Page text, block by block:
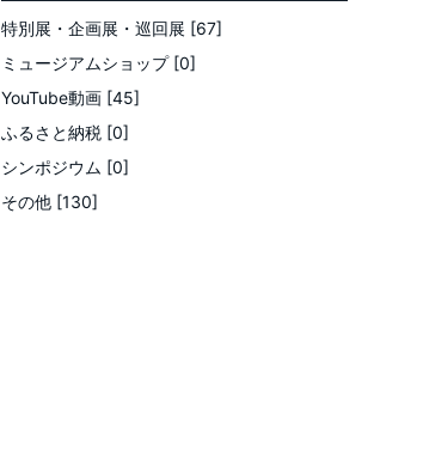
特別展・企画展・巡回展 [67]
ミュージアムショップ [0]
YouTube動画 [45]
ふるさと納税 [0]
シンポジウム [0]
その他 [130]